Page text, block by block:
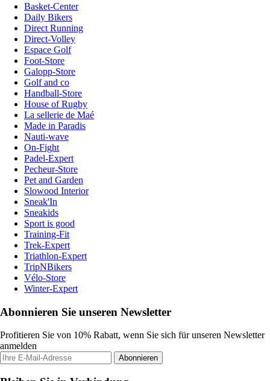
Basket-Center
Daily Bikers
Direct Running
Direct-Volley
Espace Golf
Foot-Store
Galopp-Store
Golf and co
Handball-Store
House of Rugby
La sellerie de Maé
Made in Paradis
Nauti-wave
On-Fight
Padel-Expert
Pecheur-Store
Pet and Garden
Slowood Interior
Sneak'In
Sneakids
Sport is good
Training-Fit
Trek-Expert
Triathlon-Expert
TripNBikers
Vélo-Store
Winter-Expert
Abonnieren Sie unseren Newsletter
Profitieren Sie von 10% Rabatt, wenn Sie sich für unseren Newsletter
anmelden
Abonnieren